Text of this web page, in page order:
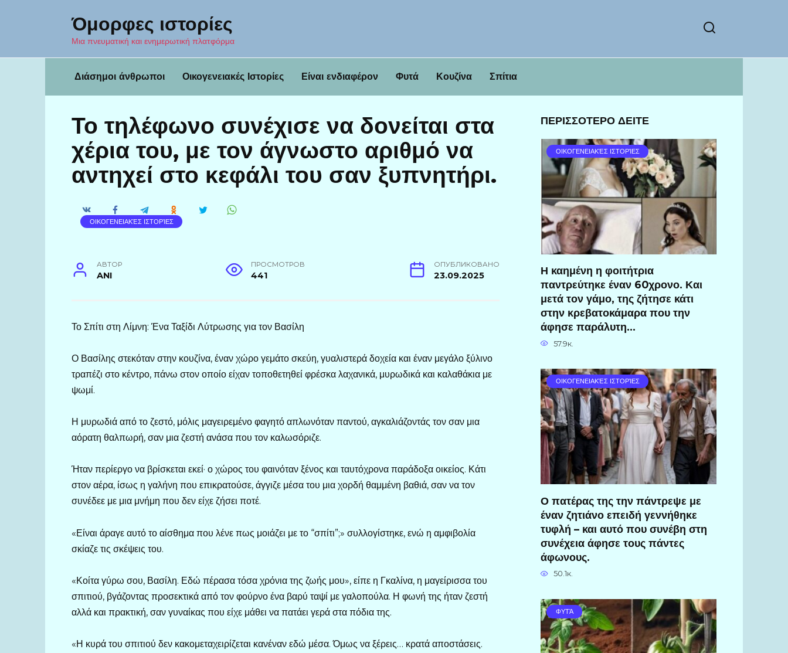
Όμορφες ιστορίες
Μια πνευματική και ενημερωτική πλατφόρμα
Διάσημοι άνθρωποι Οικογενειακές Ιστορίες Είναι ενδιαφέρον Φυτά Κουζίνα Σπίτια
Το τηλέφωνο συνέχισε να δονείται στα
χέρια του, με τον άγνωστο αριθμό να
αντηχεί στο κεφάλι του σαν ξυπνητήρι.
ΟΙΚΟΓΕΝΕΙΑΚΈΣ ΙΣΤΟΡΊΕΣ
АВТОР
ANI
ПРОСМОТРОВ
441
ОПУБЛИКОВАНО
23.09.2025
Το Σπίτι στη Λίμνη: Ένα Ταξίδι Λύτρωσης για τον Βασίλη
Ο Βασίλης στεκόταν στην κουζίνα, έναν χώρο γεμάτο σκεύη, γυαλιστερά δοχεία και έναν μεγάλο ξύλινο
τραπέζι στο κέντρο, πάνω στον οποίο είχαν τοποθετηθεί φρέσκα λαχανικά, μυρωδικά και καλαθάκια με
ψωμί.
Η μυρωδιά από το ζεστό, μόλις μαγειρεμένο φαγητό απλωνόταν παντού, αγκαλιάζοντάς τον σαν μια
αόρατη θαλπωρή, σαν μια ζεστή ανάσα που τον καλωσόριζε.
Ήταν περίεργο να βρίσκεται εκεί· ο χώρος του φαινόταν ξένος και ταυτόχρονα παράδοξα οικείος. Κάτι
στον αέρα, ίσως η γαλήνη που επικρατούσε, άγγιζε μέσα του μια χορδή θαμμένη βαθιά, σαν να τον
συνέδεε με μια μνήμη που δεν είχε ζήσει ποτέ.
«Είναι άραγε αυτό το αίσθημα που λένε πως μοιάζει με το “σπίτι”;» συλλογίστηκε, ενώ η αμφιβολία
σκίαζε τις σκέψεις του.
«Κοίτα γύρω σου, Βασίλη. Εδώ πέρασα τόσα χρόνια της ζωής μου», είπε η Γκαλίνα, η μαγείρισσα του
σπιτιού, βγάζοντας προσεκτικά από τον φούρνο ένα βαρύ ταψί με γαλοπούλα. Η φωνή της ήταν ζεστή
αλλά και πρακτική, σαν γυναίκας που είχε μάθει να πατάει γερά στα πόδια της.
«Η κυρά του σπιτιού δεν κακομεταχειρίζεται κανέναν εδώ μέσα. Όμως να ξέρεις… κρατά αποστάσεις.
ΠΕΡΙΣΣΟΤΕΡΟ ΔΕΙΤΕ
ΟΙΚΟΓΕΝΕΙΑΚΈΣ ΙΣΤΟΡΊΕΣ
Η καημένη η φοιτήτρια
παντρεύτηκε έναν 60χρονο. Και
μετά τον γάμο, της ζήτησε κάτι
στην κρεβατοκάμαρα που την
άφησε παράλυτη…
57.9к.
ΟΙΚΟΓΕΝΕΙΑΚΈΣ ΙΣΤΟΡΊΕΣ
Ο πατέρας της την πάντρεψε με
έναν ζητιάνο επειδή γεννήθηκε
τυφλή – και αυτό που συνέβη στη
συνέχεια άφησε τους πάντες
άφωνους.
50.1к.
ΦΥΤΆ